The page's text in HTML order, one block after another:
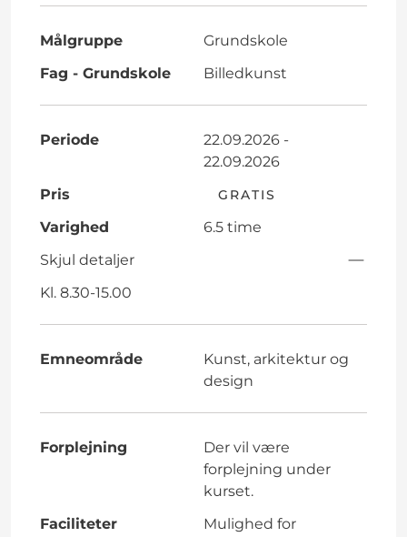
Målgruppe
Grundskole
Fag - Grundskole
Billedkunst
Periode
22.09.2026 -
22.09.2026
Pris
GRATIS
Varighed
6.5 time
Skjul detaljer
Kl. 8.30-15.00
Emneområde
Kunst, arkitektur og
design
Forplejning
Der vil være
forplejning under
kurset.
Faciliteter
Mulighed for